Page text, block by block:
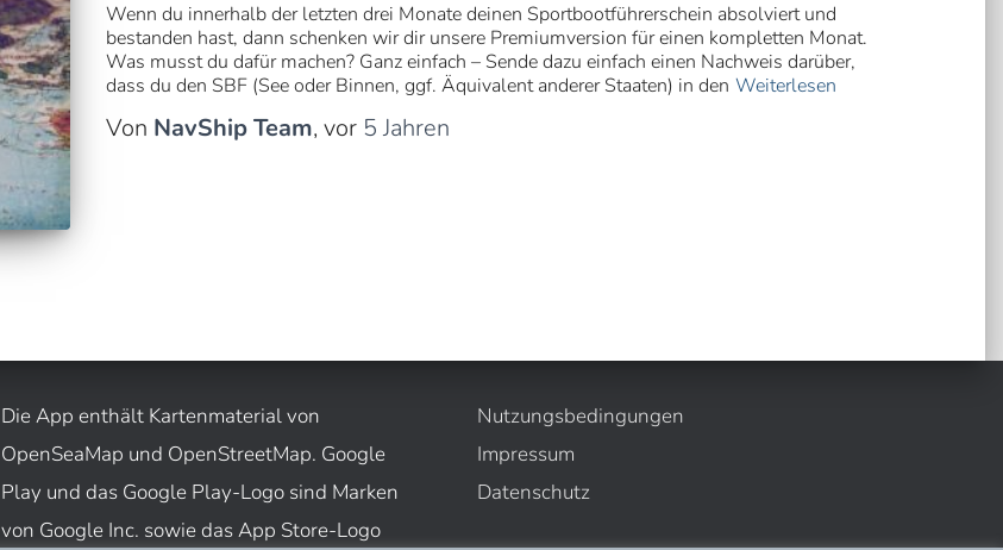
Wenn du innerhalb der letzten drei Monate deinen Sportbootführerschein absolviert und
bestanden hast, dann schenken wir dir unsere Premiumversion für einen kompletten Monat.
Was musst du dafür machen? Ganz einfach – Sende dazu einfach einen Nachweis darüber,
dass du den SBF (See oder Binnen, ggf. Äquivalent anderer Staaten) in den Weiterlesen
Von NavShip Team, vor 5 Jahren
Die App enthält Kartenmaterial von
OpenSeaMap und OpenStreetMap. Google
Play und das Google Play-Logo sind Marken
von Google Inc. sowie das App Store-Logo
Nutzungsbedingungen
Impressum
Datenschutz